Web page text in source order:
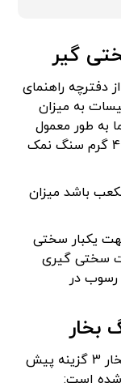
گیر
دفترچه راهنمای
به میزان
به طور معمول
نیاز است به ازاء هر لیتر آب از 300 تا 400 گرم سنگ نمک
اگر ظرفیت منبع ما 1 متر مکعب باشد میزان
یکبار سختی
سختی گیری
رسوب در
بخار
برای استفاده از نمک گرمسار جهت دیگ بخار 3 گزینه پیش
شده است: